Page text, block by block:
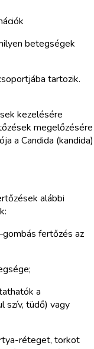
betegségek
tartozik.
kezelésére
megelőzésére
a Candida (kandida)
alábbi
fertőzés az
a
szív, tüdő) vagy
réteget, torkot